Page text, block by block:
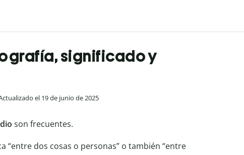
significado y
el 19 de junio de 2025
son frecuentes.
“entre dos cosas o personas” o también “entre